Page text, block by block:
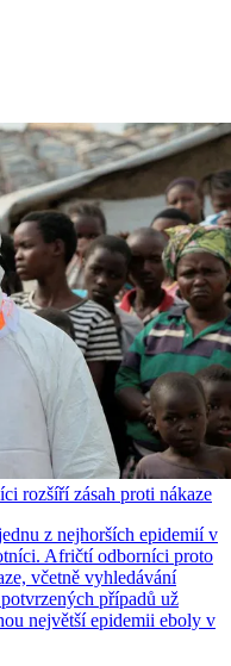
rozšíří zásah proti nákaze
z nejhorších epidemií v
Afričtí odborníci proto
včetně vyhledávání
případů už
největší epidemii eboly v